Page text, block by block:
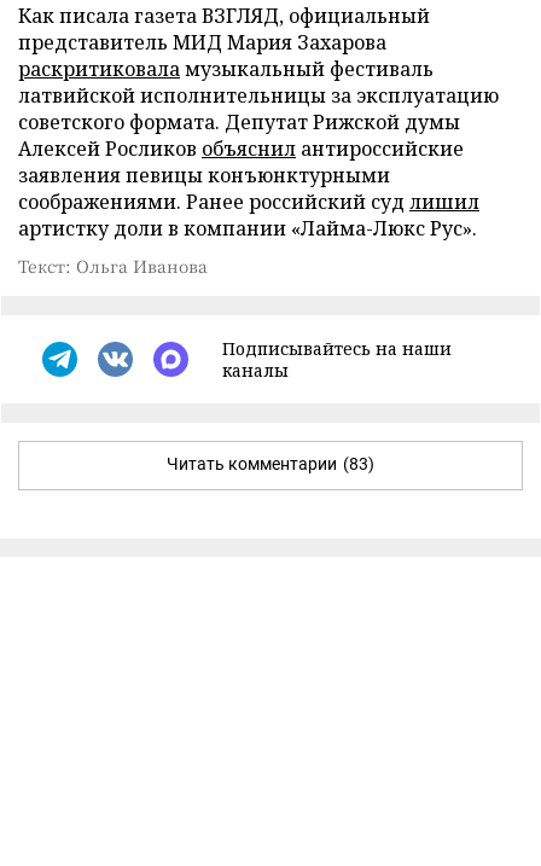
Как писала газета ВЗГЛЯД, официальный
представитель МИД Мария Захарова
раскритиковаламузыкальный фестиваль
латвийской исполнительницы за эксплуатацию
советского формата. Депутат Рижской думы
Алексей Росликов объяснил антироссийские
заявления певицы конъюнктурными
соображениями. Ранее российский суд лишил
артистку доли в компании «Лайма-Люкс Рус».
Текст: Ольга Иванова
Подписывайтесь на наши
каналы
Читать комментарии (83)